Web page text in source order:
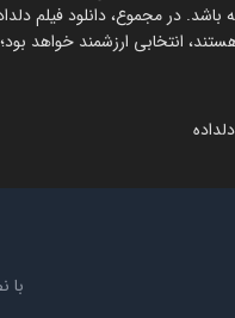
در مجموع، دانلود فیلم
انتخابی ارزشمند خواهد
با